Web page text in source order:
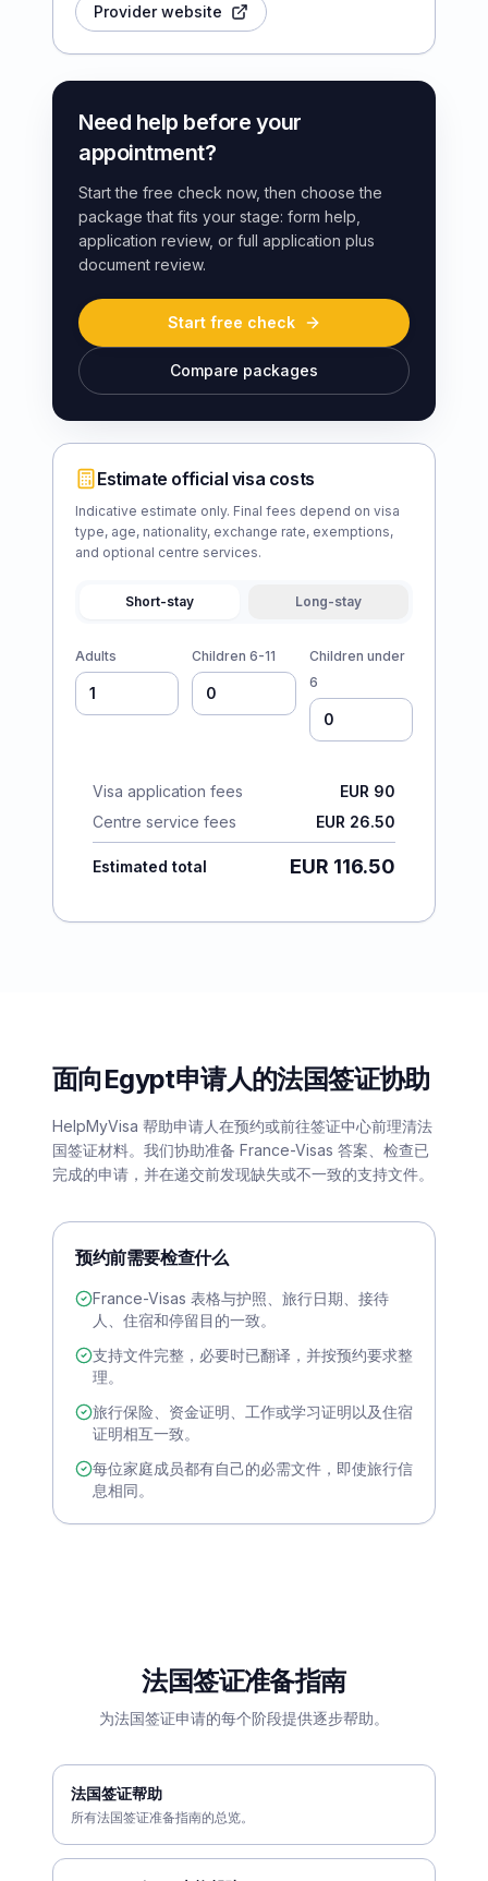
Provider website
Need help before your
appointment?
Start the free check now, then choose the
package that fits your stage: form help,
application review, or full application plus
document review.
Start free check
Compare packages
Estimate official visa costs
Indicative estimate only. Final fees depend on visa
type, age, nationality, exchange rate, exemptions,
and optional centre services.
Short-stay Long-stay
Adults Children 6-11
Children under
6
Visa application fees
EUR 90
Centre service fees
EUR 26.50
Estimated total EUR 116.50
面向Egypt申请人的法国签证协助
HelpMyVisa 帮助申请人在预约或前往签证中心前理清法
国签证材料。我们协助准备 France-Visas 答案、检查已
完成的申请，并在递交前发现缺失或不一致的支持文件。
预约前需要检查什么
France-Visas 表格与护照、旅行日期、接待
人、住宿和停留目的一致。
支持文件完整，必要时已翻译，并按预约要求整
理。
旅行保险、资金证明、工作或学习证明以及住宿
证明相互一致。
每位家庭成员都有自己的必需文件，即使旅行信
息相同。
法国签证准备指南
为法国签证申请的每个阶段提供逐步帮助。
法国签证帮助
所有法国签证准备指南的总览。